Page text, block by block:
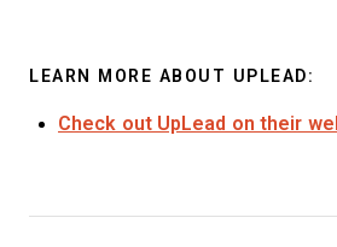
LEARN MORE ABOUT UPLEAD:
Check out UpLead on their